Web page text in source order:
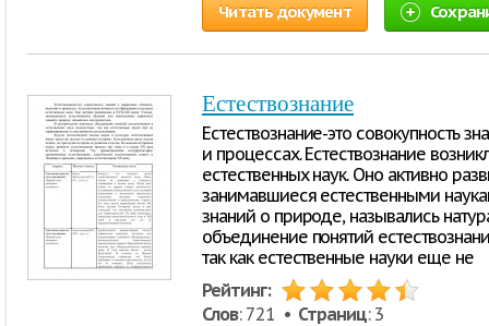
Читать документ
Естествознание
Естествознание-это совокупность
и процессах. Естествознание
естественных наук. Онo активно
занимавшиеся естественными
знаний о природе, назывались
объединение понятий
так как естественные науки еще не
Рейтинг:
Слов: 721 • Страниц: 3